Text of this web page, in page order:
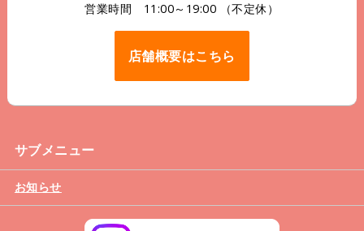
営業時間 11:00～19:00 （不定休）
店舗概要はこちら
サブメニュー
お知らせ